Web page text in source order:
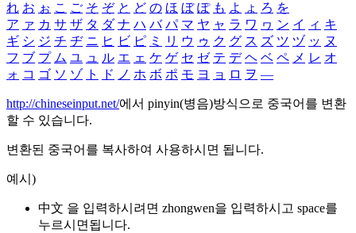
れ お ぉ こ ご そ ぞ と ど の ほ ぼ ぽ も よ ょ ろ を
ア ァ カ サ ザ タ ダ ナ ハ バ パ マ ヤ ャ ラ ワ ヮ ン イ ィ キ
ギ シ ジ チ ヂ ニ ヒ ビ ピ ミ リ ウ ゥ ク グ ス ズ ツ ヅ ッ ヌ
フ ブ プ ム ユ ュ ル エ ェ ケ ゲ セ ゼ テ デ ヘ ベ ペ メ レ オ
ォ コ ゴ ソ ゾ ト ド ノ ホ ボ ポ モ ヨ ョ ロ ヲ ―
http://chineseinput.net/에서 pinyin(병음)방식으로 중국어를 변환
할 수 있습니다.
변환된 중국어를 복사하여 사용하시면 됩니다.
예시)
中文 을 입력하시려면 zhongwen을 입력하시고 space를
누르시면됩니다.